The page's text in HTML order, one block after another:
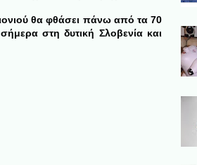
θα φθάσει πάνω από τα 70
στη δυτική Σλοβενία και